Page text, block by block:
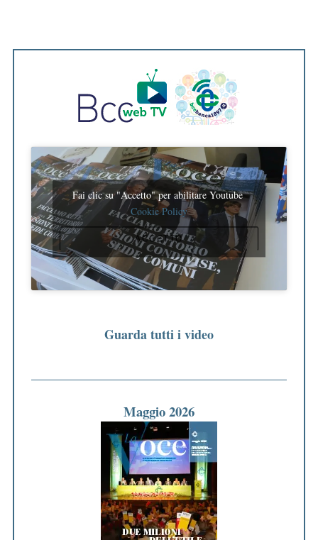
Fai clic su "Accetto" per abilitare Youtube
Cookie Policy
ACCETTO
Guarda tutti i video
Maggio 2026